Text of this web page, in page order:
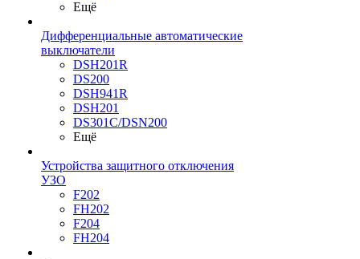
Ещё
Дифференциальные автоматические
выключатели
DSH201R
DS200
DSH941R
DSH201
DS301C/DSN200
Ещё
Устройства защитного отключения
УЗО
F202
FH202
F204
FH204